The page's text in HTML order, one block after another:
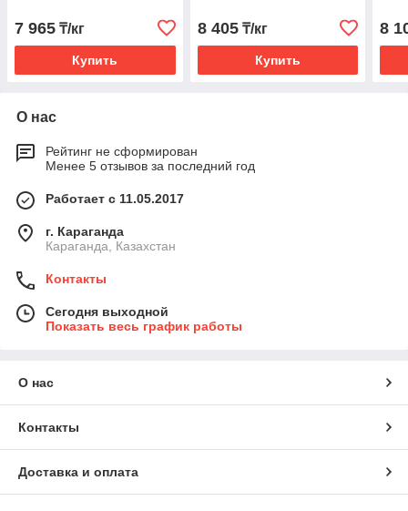
7 965 ₸/кг
Купить
8 405₸/кг
Купить
8
О нас
Рейтинг не сформирован
Менее 5 отзывов за последний год
Работает с 11.05.2017
г. Караганда
Караганда, Казахстан
Контакты
Сегодня выходной
Показать весь график работы
О нас
Контакты
Доставка и оплата